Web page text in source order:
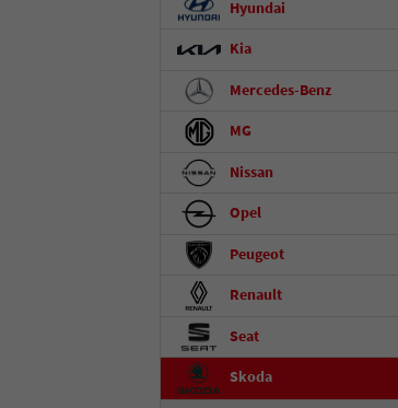
Hyundai
Kia
Mercedes-Benz
MG
Nissan
Opel
Peugeot
Renault
Seat
Skoda